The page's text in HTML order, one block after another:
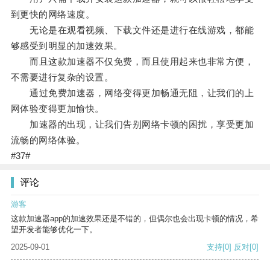
到更快的网络速度。
无论是在观看视频、下载文件还是进行在线游戏，都能
够感受到明显的加速效果。
而且这款加速器不仅免费，而且使用起来也非常方便，
不需要进行复杂的设置。
通过免费加速器，网络变得更加畅通无阻，让我们的上
网体验变得更加愉快。
加速器的出现，让我们告别网络卡顿的困扰，享受更加
流畅的网络体验。
#37#
评论
游客
这款加速器app的加速效果还是不错的，但偶尔也会出现卡顿的情况，希
望开发者能够优化一下。
2025-09-01
支持[0] 反对[0]